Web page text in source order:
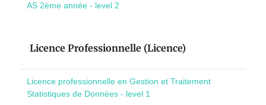
AS 2ème année - level 2
Licence Professionnelle (Licence)
Licence professionnelle en Gestion et Traitement
Statistiques de Données - level 1